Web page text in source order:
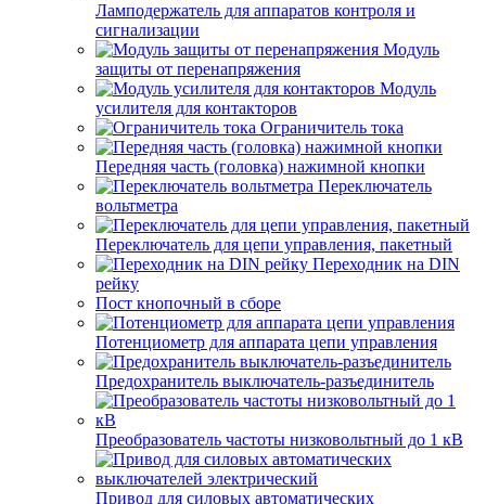
Ламподержатель для аппаратов контроля и
сигнализации
Модуль
защиты от перенапряжения
Модуль
усилителя для контакторов
Ограничитель тока
Передняя часть (головка) нажимной кнопки
Переключатель
вольтметра
Переключатель для цепи управления, пакетный
Переходник на DIN
рейку
Пост кнопочный в сборе
Потенциометр для аппарата цепи управления
Предохранитель выключатель-разъединитель
Преобразователь частоты низковольтный до 1 кВ
Привод для силовых автоматических